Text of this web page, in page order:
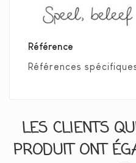
Référence
Références
LES CLIENTS
PRODUIT ONT